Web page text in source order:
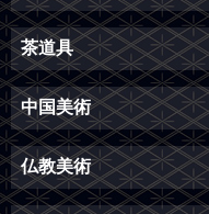
茶道具
中国美術
仏教美術